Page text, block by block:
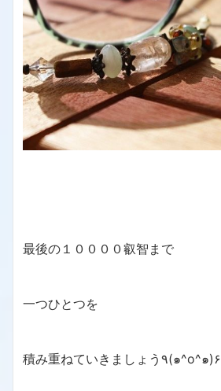
最後の１００００叡智まで
一つひとつを
積み重ねていきましょう٩(๑^o^๑)۶